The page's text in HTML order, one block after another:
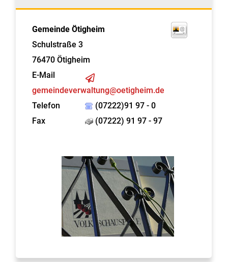
Gemeinde Ötigheim
Schulstraße 3
76470 Ötigheim
E-Mail
gemeindeverwaltung@oetigheim.de
Telefon
(07222)91 97 - 0
Fax
(07222) 91 97 - 97